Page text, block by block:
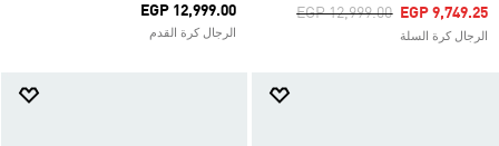
Price Reduced From
EGP 12,999.00ToEGP 9,749.25
الرجال كرة السلة
EGP 12,999.00
الرجال كرة القدم